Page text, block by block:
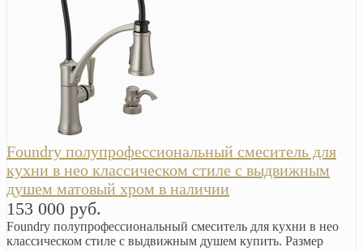
Foundry полупрофессиональный смеситель для
кухни в нео классическом стиле с выдвижным
душем матовый хром в наличии
153 000 руб.
Foundry полупрофессиональный смеситель для кухни в нео
классическом стиле с выдвижным душем купить. Размер